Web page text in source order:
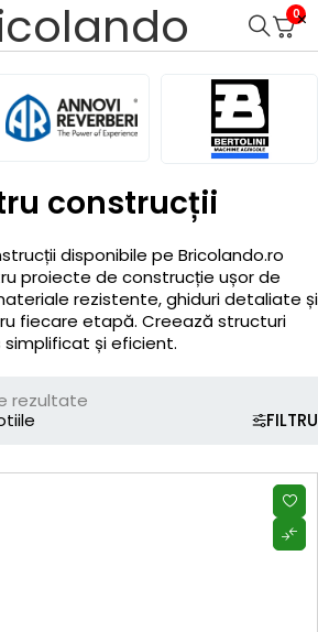
0
construcții
disponibile pe Bricolando.ro
proiecte de construcție ușor de
rezistente, ghiduri detaliate și
fiecare etapă. Creează structuri
și eficient.
FILTRU
rezultate